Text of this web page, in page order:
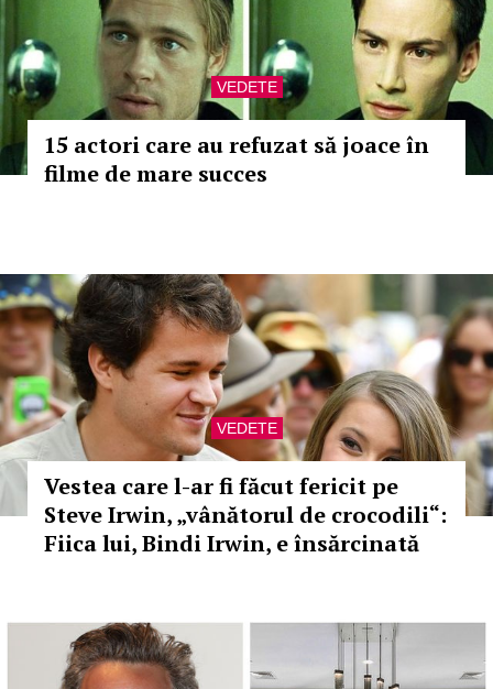
VEDETE
15 actori care au refuzat să joace în
filme de mare succes
VEDETE
Vestea care l-ar fi făcut fericit pe
Steve Irwin, „vânătorul de crocodili“:
Fiica lui, Bindi Irwin, e însărcinată